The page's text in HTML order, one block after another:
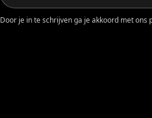
Door je in te schrijven ga je akkoord met